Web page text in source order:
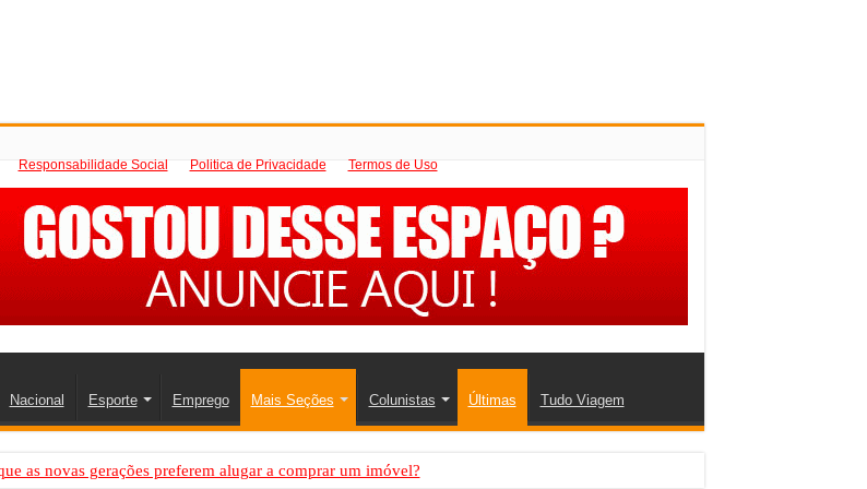
Responsabilidade Social Politica de Privacidade Termos de Uso
Nacional Esporte Emprego Mais Seções Colunistas Últimas Tudo Viagem
as novas gerações preferem alugar a comprar um imóvel?